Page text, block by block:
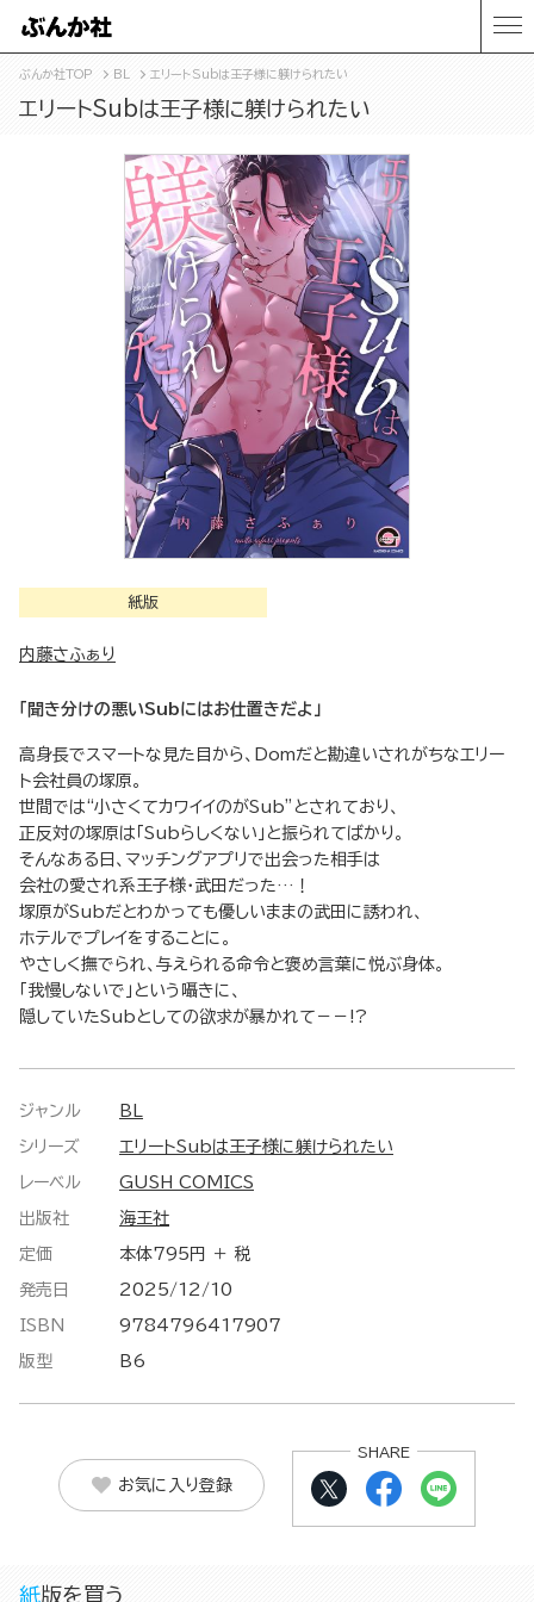
ぶんか社TOP BL エリートSubは王子様に躾けられたい
エリートSubは王子様に躾けられたい
紙版
内藤さふぁり
「聞き分けの悪いSubにはお仕置きだよ」
高身長でスマートな見た目から、Domだと勘違いされがちなエリー
ト会社員の塚原。
世間では“小さくてカワイイのがSub”とされており、
正反対の塚原は「Subらしくない」と振られてばかり。
そんなある日、マッチングアプリで出会った相手は
会社の愛され系王子様・武田だった…！
塚原がSubだとわかっても優しいままの武田に誘われ、
ホテルでプレイをすることに。
やさしく撫でられ、与えられる命令と褒め言葉に悦ぶ身体。
「我慢しないで」という囁きに、
隠していたSubとしての欲求が暴かれて－－!?
ジャンル BL
シリーズ エリートSubは王子様に躾けられたい
レーベル GUSH COMICS
出版社 海王社
定価 本体795円 ＋ 税
発売日 2025/12/10
ISBN 9784796417907
版型 B6
お気に入り登録
SHARE
紙版を買う